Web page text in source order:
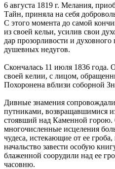
6 августа 1819 г. Мелания,
Тайн, приняла на себя
С этого момента до самой
из своей кельи, усилив свои
дар прозорливости и духовного
душевных недугов.
Скончалась 11 июля 1836 года.
своей келии, с лицом,
Похоронена вблизи соборной
Дивные знамения
путниками, возвращавшимися
стоявший над Каменной горою.
многочисленные исцеления
чудеса, истекающие от ее
начальство завести особую
блаженной соорудили над ее
часовню.